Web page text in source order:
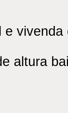
altura